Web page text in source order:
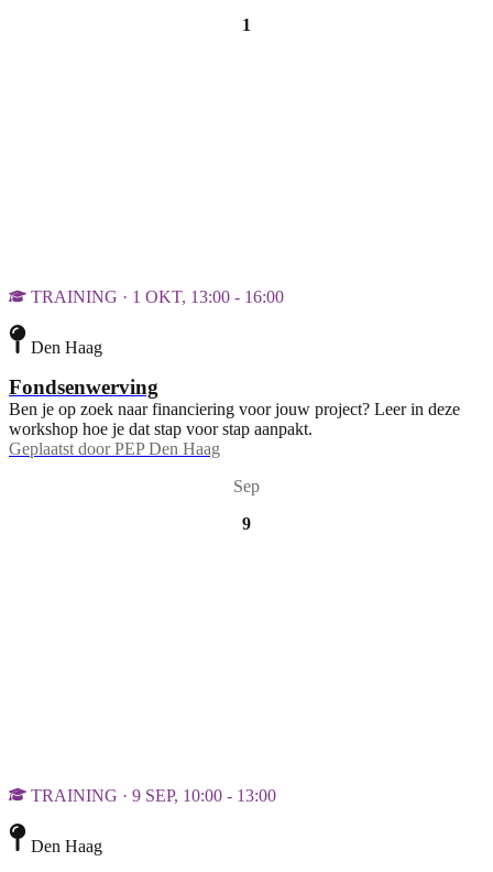
1
TRAINING · 1 OKT, 13:00 - 16:00
Den Haag
Fondsenwerving
Ben je op zoek naar financiering voor jouw project? Leer in deze
workshop hoe je dat stap voor stap aanpakt.
Geplaatst door PEP Den Haag
Sep
9
TRAINING · 9 SEP, 10:00 - 13:00
Den Haag